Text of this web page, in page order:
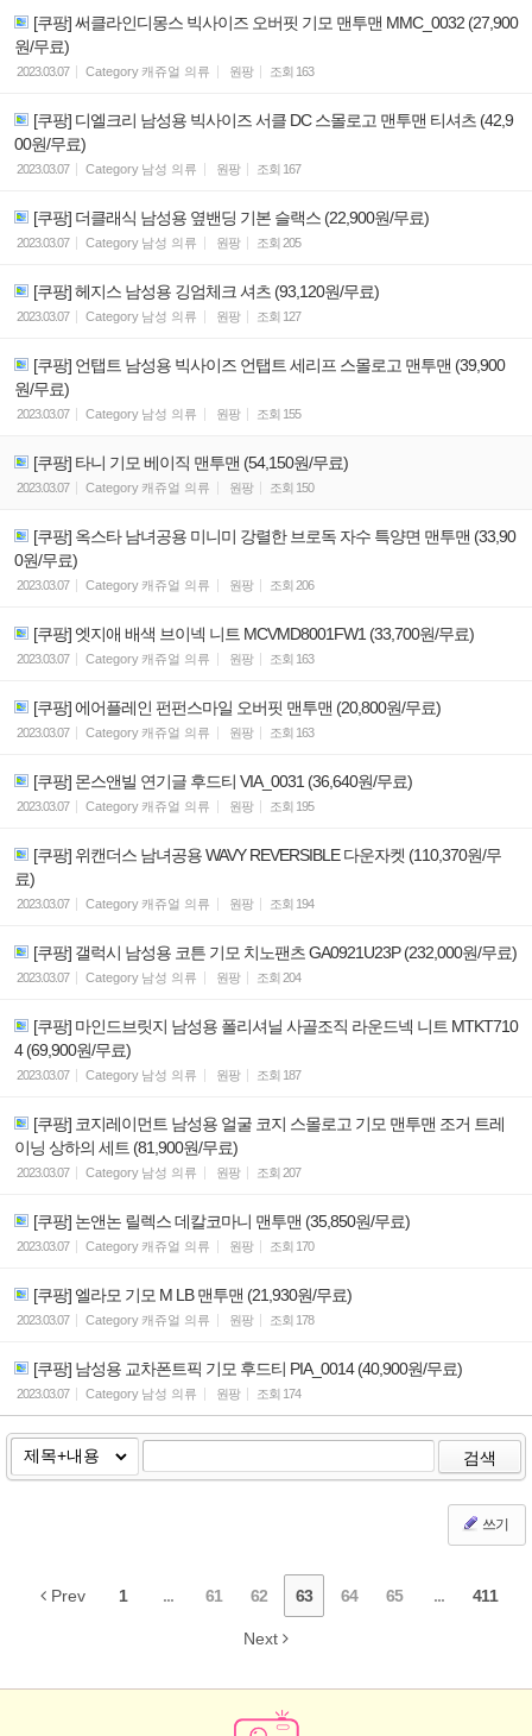
[쿠팡] 써클라인디몽스 빅사이즈 오버핏 기모 맨투맨 MMC_0032 (27,900
원/무료)
2023.03.07 Category 캐쥬얼 의류 원팡 조회 163
[쿠팡] 디엘크리 남성용 빅사이즈 서클 DC 스몰로고 맨투맨 티셔츠 (42,9
00원/무료)
2023.03.07 Category 남성 의류 원팡 조회 167
[쿠팡] 더클래식 남성용 옆밴딩 기본 슬랙스 (22,900원/무료)
2023.03.07 Category 남성 의류 원팡 조회 205
[쿠팡] 헤지스 남성용 깅엄체크 셔츠 (93,120원/무료)
2023.03.07 Category 남성 의류 원팡 조회 127
[쿠팡] 언탭트 남성용 빅사이즈 언탭트 세리프 스몰로고 맨투맨 (39,900
원/무료)
2023.03.07 Category 남성 의류 원팡 조회 155
[쿠팡] 타니 기모 베이직 맨투맨 (54,150원/무료)
2023.03.07 Category 캐쥬얼 의류 원팡 조회 150
[쿠팡] 옥스타 남녀공용 미니미 강렬한 브로독 자수 특양면 맨투맨 (33,90
0원/무료)
2023.03.07 Category 캐쥬얼 의류 원팡 조회 206
[쿠팡] 엣지애 배색 브이넥 니트 MCVMD8001FW1 (33,700원/무료)
2023.03.07 Category 캐쥬얼 의류 원팡 조회 163
[쿠팡] 에어플레인 펀펀스마일 오버핏 맨투맨 (20,800원/무료)
2023.03.07 Category 캐쥬얼 의류 원팡 조회 163
[쿠팡] 몬스앤빌 연기글 후드티 VIA_0031 (36,640원/무료)
2023.03.07 Category 캐쥬얼 의류 원팡 조회 195
[쿠팡] 위캔더스 남녀공용 WAVY REVERSIBLE 다운자켓 (110,370원/무
료)
2023.03.07 Category 캐쥬얼 의류 원팡 조회 194
[쿠팡] 갤럭시 남성용 코튼 기모 치노팬츠 GA0921U23P (232,000원/무료)
2023.03.07 Category 남성 의류 원팡 조회 204
[쿠팡] 마인드브릿지 남성용 폴리셔닐 사골조직 라운드넥 니트 MTKT710
4 (69,900원/무료)
2023.03.07 Category 남성 의류 원팡 조회 187
[쿠팡] 코지레이먼트 남성용 얼굴 코지 스몰로고 기모 맨투맨 조거 트레
이닝 상하의 세트 (81,900원/무료)
2023.03.07 Category 남성 의류 원팡 조회 207
[쿠팡] 논앤논 릴렉스 데칼코마니 맨투맨 (35,850원/무료)
2023.03.07 Category 캐쥬얼 의류 원팡 조회 170
[쿠팡] 엘라모 기모 M LB 맨투맨 (21,930원/무료)
2023.03.07 Category 캐쥬얼 의류 원팡 조회 178
[쿠팡] 남성용 교차폰트픽 기모 후드티 PIA_0014 (40,900원/무료)
2023.03.07 Category 남성 의류 원팡 조회 174
검색
쓰기
Prev 1 ... 61 62 63 64 65 ... 411
Next